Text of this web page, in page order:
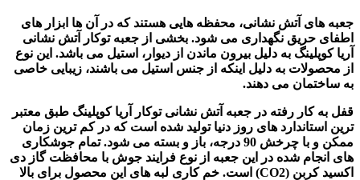
جعبه های آتش نشانی، محفظه هایی هستند که در آن ها ابزار های
اطفای حریق نگهداری می شود. بخشی از جعبه توکار آتش نشانی
آریا کوپلینگ به دلیل بیرون ماندن از دیوار، استیل می باشد. این نوع
از محصولات به دلیل اینکه از جنس استیل می باشند، زیبایی خاصی
به ساختمان می دهند.
قفل به کار رفته در جعبه آتش نشانی توکار آریا کوپلینگ طبق معتبر
ترین استاندارد های روز دنیا تولید شده است که در کم ترین زمان
ممکن و با چرخش 90 درجه، باز و بسته می شود. تمام جوشکاری
های انجام شده در این جعبه از نوع فرایند جوش با محافظت گاز دی
اکسید کربن (CO2) است. خم کاری لبه های این محصول برای بالا